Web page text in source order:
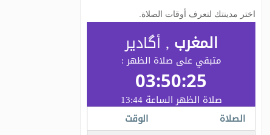
اختر مدينتك لتعرف أوقات الصلاة.